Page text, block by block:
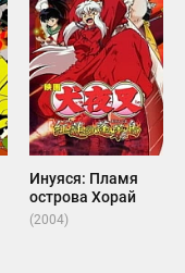
Инуяся: Пламя
острова Хорай
(2004)